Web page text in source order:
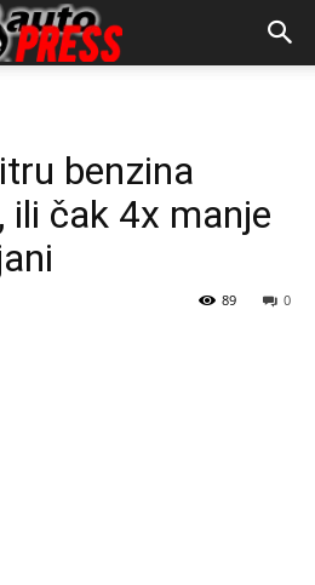
benzina
ili čak 4x manje
0
89